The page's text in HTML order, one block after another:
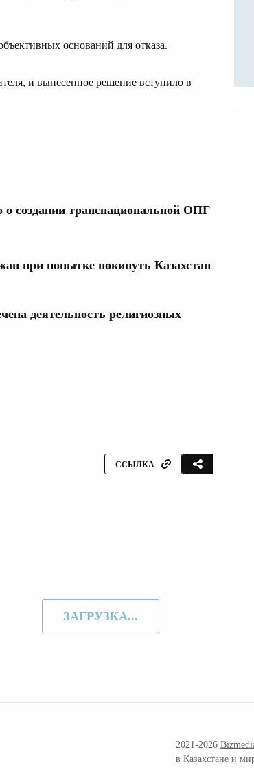
оснований для отказа.
и вынесенное решение вступило в
о создании транснациональной ОПГ
при попытке покинуть Казахстан
деятельность религиозных
ССЫЛКА
ЗАГРУЗКА...
2021-2026
в Казахстане и